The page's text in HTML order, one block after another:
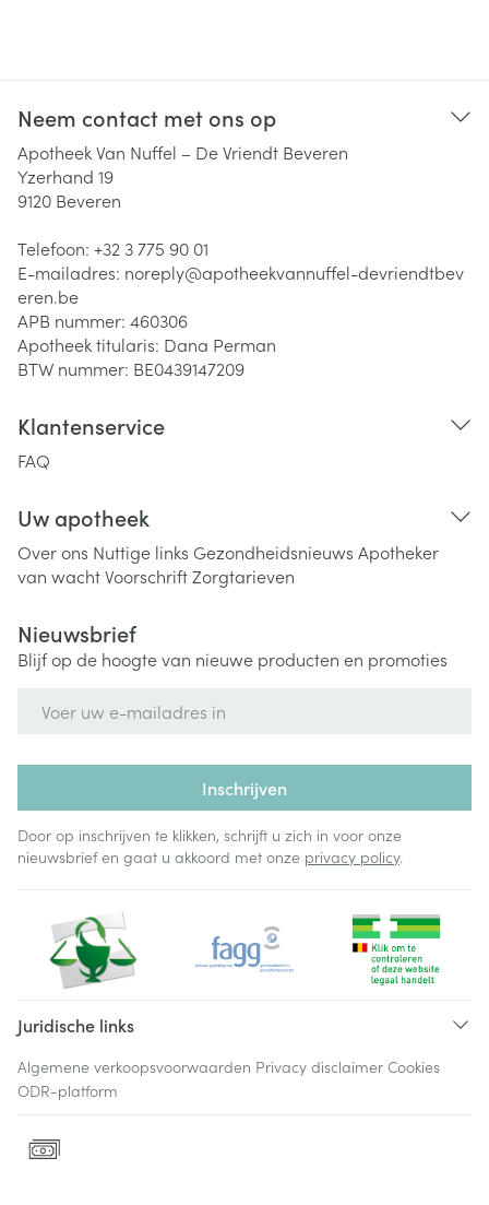
Neem contact met ons op
Apotheek Van Nuffel – De Vriendt Beveren
Yzerhand 19
9120 Beveren
Telefoon: +32 3 775 90 01
E-mailadres: noreply@apotheekvannuffel-devriendtbev
eren.be
APB nummer: 460306
Apotheek titularis: Dana Perman
BTW nummer: BE0439147209
Klantenservice
FAQ
Uw apotheek
Over ons Nuttige links Gezondheidsnieuws Apotheker
van wachtVoorschriftZorgtarieven
Nieuwsbrief
Blijf op de hoogte van nieuwe producten en promoties
Inschrijven
Door op inschrijven te klikken, schrijft u zich in voor onze
nieuwsbrief en gaat u akkoord met onze privacy policy.
Juridische links
Algemene verkoopsvoorwaarden Privacy disclaimer Cookies
ODR-platform